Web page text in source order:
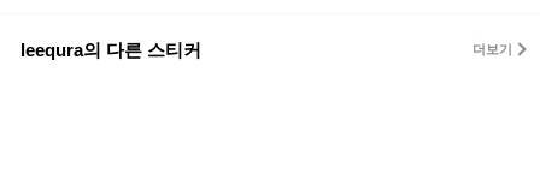
leequra의 다른 스티커 더보기